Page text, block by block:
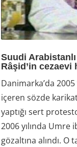
Suudi
Râşid’in cezaevi
Danimarka’da
içeren sözde
yaptığı sert
2006 yılında Umre
gözaltına alındı.